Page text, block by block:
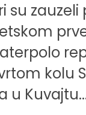
su
kolu
u